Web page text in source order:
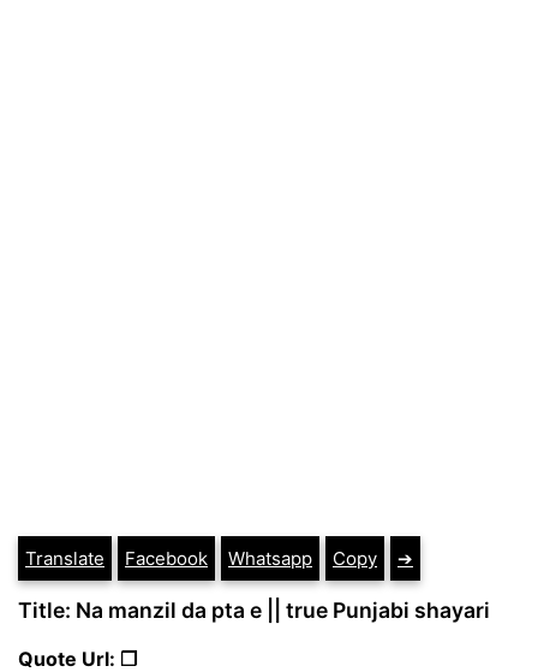
Translate Facebook Whatsapp Copy ➔
Title: Na manzil da pta e || true Punjabi shayari
Quote Url: ❐